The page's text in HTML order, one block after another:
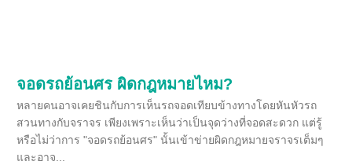
จอดรถย้อนศร ผิดกฎหมายไหม?
หลายคนอาจเคยชินกับการเห็นรถจอดเทียบข้างทางโดยหันหัวรถ
สวนทางกับจราจร เพียงเพราะเห็นว่าเป็นจุดว่างที่จอดสะดวก แต่รู้
หรือไม่ว่าการ "จอดรถย้อนศร" นั้นเข้าข่ายผิดกฎหมายจราจรเต็มๆ
และอาจ...